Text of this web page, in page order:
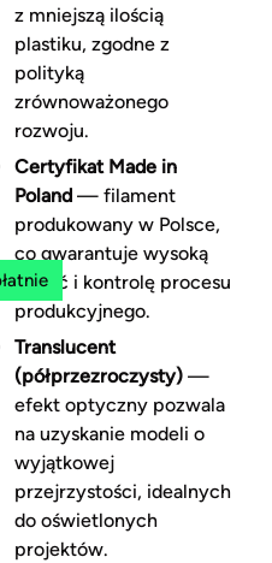
z mniejszą ilością
plastiku, zgodne z
polityką
zrównoważonego
rozwoju.
Certyfikat Made in
Poland— filament
produkowany w Polsce,
co gwarantuje wysoką
jakość i kontrolę procesu
produkcyjnego.
Translucent
(półprzezroczysty)—
efekt optyczny pozwala
na uzyskanie modeli o
wyjątkowej
przejrzystości, idealnych
do oświetlonych
projektów.